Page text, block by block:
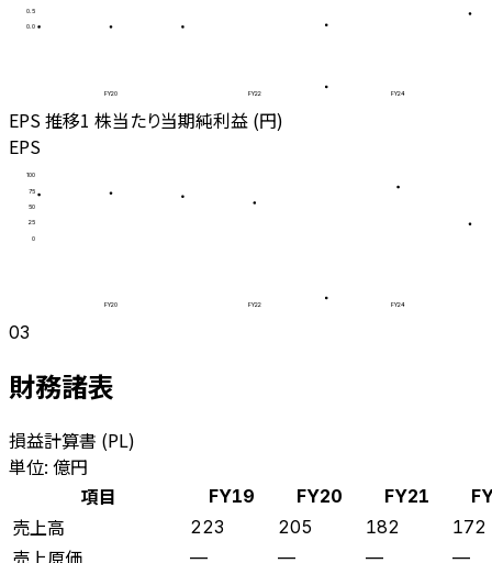
0.0
0.5
FY20 FY22 FY24
EPS 推移1 株当たり当期純利益 (円)
EPS
0
25
50
75
100
FY20 FY22 FY24
03
財務諸表
損益計算書 (PL)
単位: 億円
項目
FY19 FY20 FY21
売上高 223 205 182 172
売上原価 — — — —